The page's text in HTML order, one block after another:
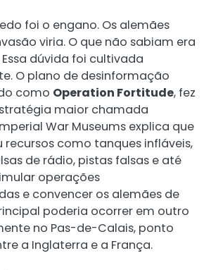
foi o engano. Os alemães
viria. O que não sabiam era
dúvida foi cultivada
O plano de desinformação
como Operation Fortitude, fez
maior chamada
War Museums explica que
recursos como tanques infláveis,
de rádio, pistas falsas e até
operações
e convencer os alemães de
poderia ocorrer em outro
no Pas-de-Calais, ponto
a Inglaterra e a França.